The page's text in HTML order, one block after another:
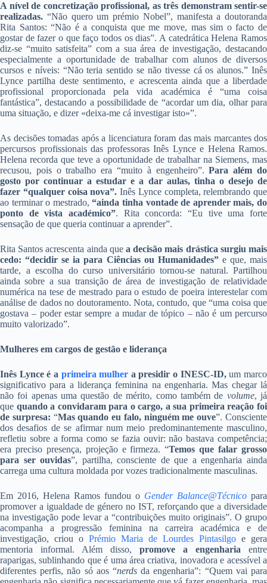
A nível de concretização profissional, as três demonstram sentir-se
realizadas. “Não quero um prémio Nobel”, manifesta a doutoranda
Rita Santos: “Não é a conquista que me move, mas sim o facto de
gostar de fazer o que faço todos os dias”. A catedrática Helena Ramos
diz-se “muito satisfeita” com a sua área de investigação, destacando
especialmente a oportunidade de trabalhar com alunos de diversos
cursos e níveis: “Não teria sentido se não tivesse cá os alunos.” Inês
Lynce partilha deste sentimento, e acrescenta ainda que a liberdade
profissional proporcionada pela vida académica é “uma coisa
fantástica”, destacando a possibilidade de “acordar um dia, olhar para
uma situação, e dizer «deixa-me cá investigar isto»”.
As decisões tomadas após a licenciatura foram das mais marcantes dos
percursos profissionais das professoras Inês Lynce e Helena Ramos.
Helena recorda que teve a oportunidade de trabalhar na Siemens, mas
recusou, pois o trabalho era “muito à engenheiro”. Para além do
gosto por continuar a estudar e a dar aulas, tinha o desejo de
fazer “qualquer coisa nova”. Inês Lynce completa, relembrando que
ao terminar o mestrado,“ainda tinha vontade de aprender mais, do
ponto de vista académico”. Rita concorda: “Eu tive uma forte
sensação de que queria continuar a aprender”.
Rita Santos acrescenta ainda que a decisão mais drástica surgiu mais
cedo: “decidir se ia para Ciências ou Humanidades”e que, mais
tarde, a escolha do curso universitário tornou-se natural. Partilhou
ainda sobre a sua transição de área de investigação de relatividade
numérica na tese de mestrado para o estudo de poeira interestelar com
análise de dados no doutoramento. Nota, contudo, que “uma coisa que
gostava – poder estar sempre a mudar de tópico – não é um percurso
muito valorizado”.
Mulheres em cargos de gestão e liderança
Inês Lynce é a primeira mulher a presidir o INESC-ID,um marco
significativo para a liderança feminina na engenharia. Mas chegar lá
não foi apenas uma questão de mérito, como também de volume, já
que quando a convidaram para o cargo, a sua primeira reação foi
de surpresa: “Mas quando eu falo, ninguém me ouve”. Consciente
dos desafios de se afirmar num meio predominantemente masculino,
refletiu sobre a forma como se fazia ouvir: não bastava competência;
era preciso presença, projeção e firmeza. “Temos que falar grosso
para ser ouvidas”, partilha, consciente de que a engenharia ainda
carrega uma cultura moldada por vozes tradicionalmente masculinas.
Em 2016, Helena Ramos fundou o Gender Balance@Técnico para
promover a igualdade de género no IST, reforçando que a diversidade
na investigação pode levar a “contribuições muito originais”. O grupo
acompanha a progressão feminina na carreira académica e de
investigação, criou o Prémio Maria de Lourdes Pintasilgo e gera
mentoria informal. Além disso, promove a engenharia entre
raparigas, sublinhando que é uma área criativa, inovadora e acessível a
diferentes perfis, não só aos “nerds da engenharia”: “Quem vai para